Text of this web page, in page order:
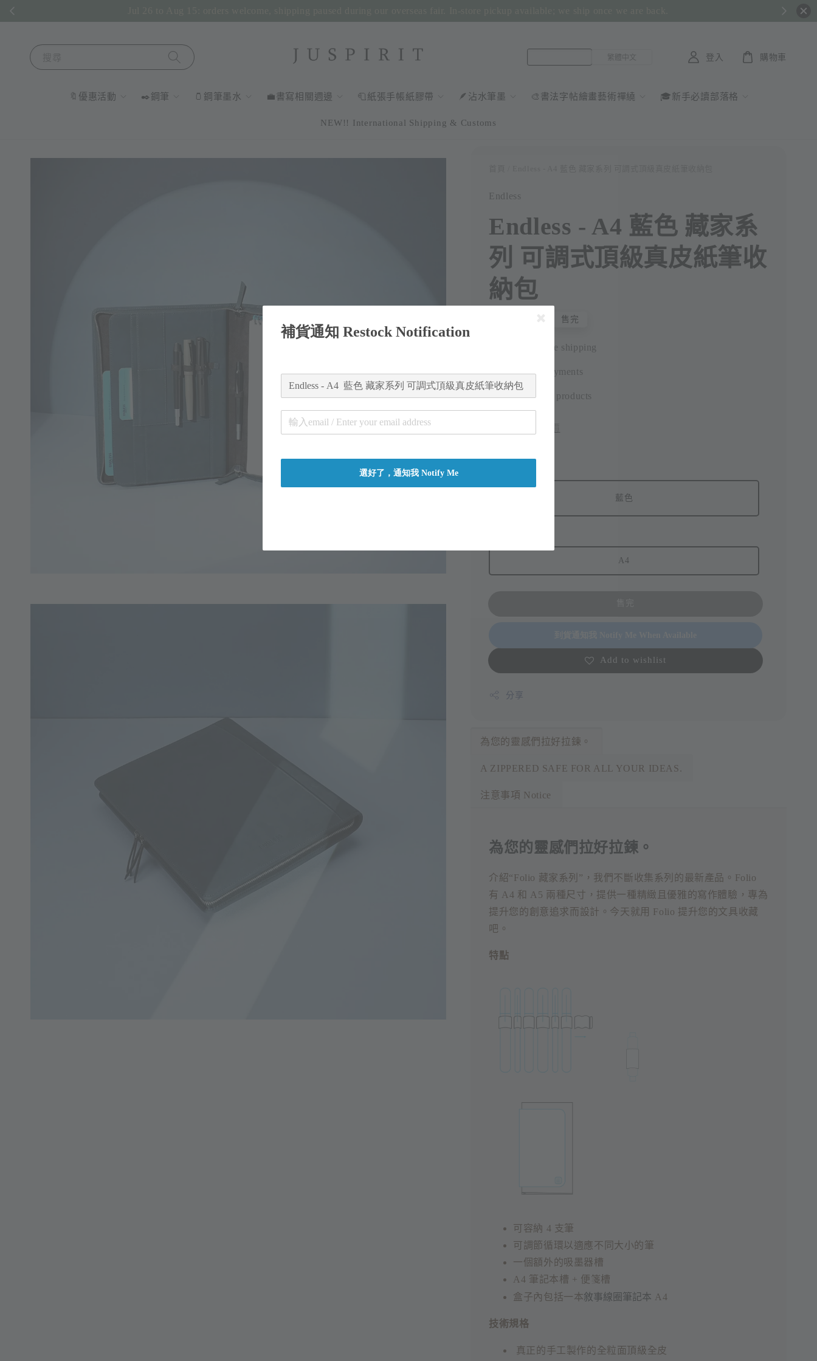
🔖優惠活動 ✒️鋼筆 🫙鋼筆墨水 💼書寫相關週邊 🧻紙張手帳紙膠帶 🪶沾水筆墨 🎨書法字帖繪畫藝術禪繞 🎓新手必讀部落格
NEW!! International Shipping & Customs
登入 購物車
Endless
Endless - A4 藍色 藏家系
列 可調式頂級真皮紙筆收
納包
售完
Worldwide shipping
Secure payments
Authentic products
藍色
A4
Add to wishlist
分享
為您的靈感們拉好拉鍊。
A ZIPPERED SAFE FOR ALL YOUR IDEAS.
注意事項 Notice
為您的靈感們拉好拉鍊。
介紹“Folio 藏家系列”，我們不斷收集系列的最新產品。Folio
有 A4 和 A5 兩種尺寸，提供一種精緻且優雅的寫作體驗，專為
提升您的創意追求而設計。今天就用 Folio 提升您的文具收藏
吧。
特點
可容納 4 支筆
可調節循環以適應不同大小的筆
一個額外的吸墨器槽
A4 筆記本槽 + 便箋槽
盒子內包括一本敘事線圈筆記本 A4
技術規格
真正的手工製作的全粒面頂級全皮
補貨通知 Restock Notification
選好了，通知我 Notify Me